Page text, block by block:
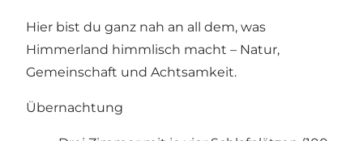
Hier bist du ganz nah an all dem, was
Himmerland himmlisch macht – Natur,
Gemeinschaft und Achtsamkeit.
Übernachtung